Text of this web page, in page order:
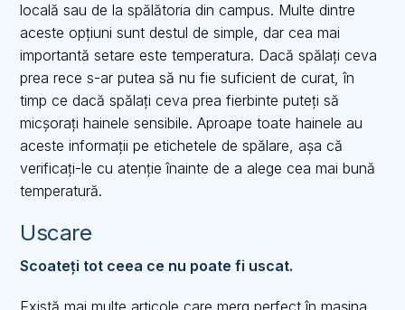
locală sau de la spălătoria din campus. Multe dintre
aceste opțiuni sunt destul de simple, dar cea mai
importantă setare este temperatura. Dacă spălați ceva
prea rece s-ar putea să nu fie suficient de curat, în
timp ce dacă spălați ceva prea fierbinte puteți să
micșorați hainele sensibile. Aproape toate hainele au
aceste informații pe etichetele de spălare, așa că
verificați-le cu atenție înainte de a alege cea mai bună
temperatură.
Uscare
Scoateți tot ceea ce nu poate fi uscat.